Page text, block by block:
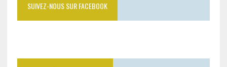
SUIVEZ-NOUS SUR FACEBOOK